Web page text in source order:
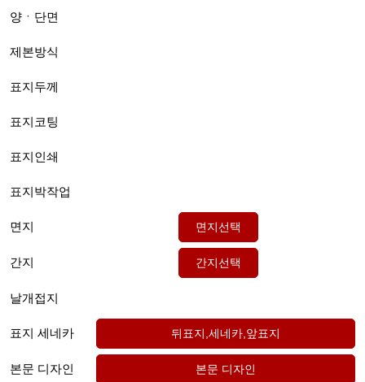
양ㆍ단면
제본방식
표지두께
표지코팅
표지인쇄
표지박작업
면지
간지
날개접지
표지 세네카
본문 디자인